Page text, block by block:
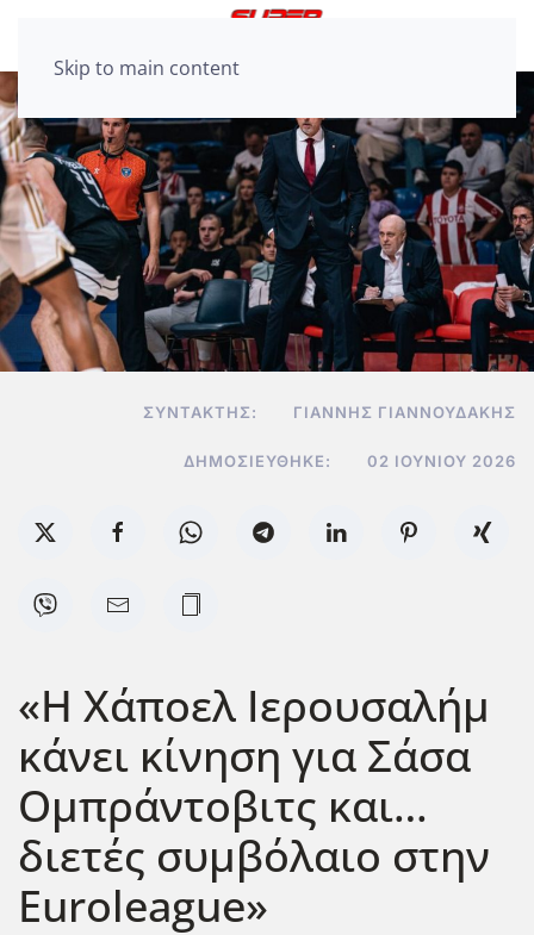
Skip to main content
ΣΥΝΤΆΚΤΗΣ: ΓΙΆΝΝΗΣ ΓΙΑΝΝΟΥΔΆΚΗΣ
ΔΗΜΟΣΙΕΎΘΗΚΕ: 02 ΙΟΥΝΊΟΥ 2026
«Η Χάποελ Ιερουσαλήμ
κάνει κίνηση για Σάσα
Ομπράντοβιτς και…
διετές συμβόλαιο στην
Euroleague»